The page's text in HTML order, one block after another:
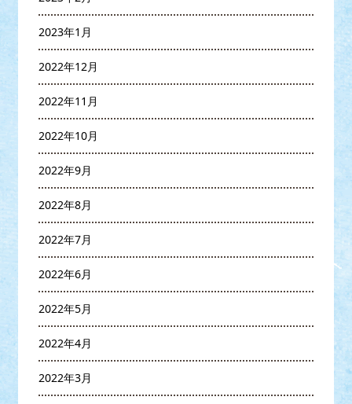
2023年1月
2022年12月
2022年11月
2022年10月
2022年9月
2022年8月
2022年7月
2022年6月
2022年5月
2022年4月
2022年3月